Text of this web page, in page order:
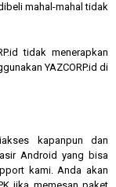
mahal-mahal tidak
tidak menerapkan
YAZCORP.id di
kapanpun dan
Android yang bisa
kami. Anda akan